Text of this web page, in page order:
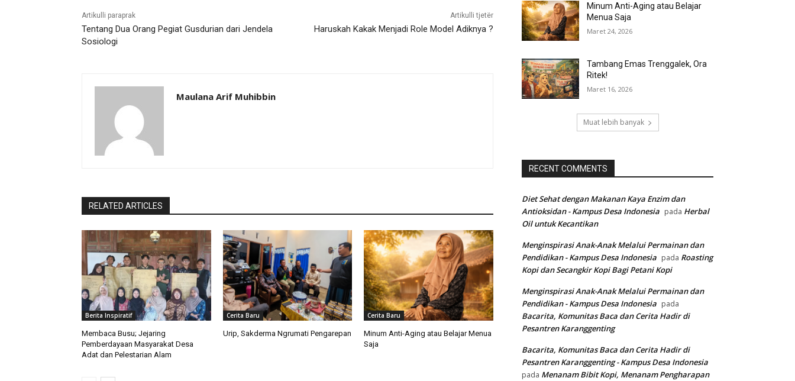
Artikulli paraprak
Tentang Dua Orang Pegiat Gusdurian dari Jendela
Sosiologi
Artikulli tjetër
Haruskah Kakak Menjadi Role Model Adiknya ?
Maulana Arif Muhibbin
RELATED ARTICLES
Berita Inspiratif
Membaca Busu; Jejaring
Pemberdayaan Masyarakat Desa
Adat dan Pelestarian Alam
Cerita Baru
Urip, Sakderma Ngrumati Pengarepan
Cerita Baru
Minum Anti-Aging atau Belajar Menua
Saja
Minum Anti-Aging atau Belajar
Menua Saja
Maret 24, 2026
Tambang Emas Trenggalek, Ora
Ritek!
Maret 16, 2026
Muat lebih banyak
RECENT COMMENTS
Diet Sehat dengan Makanan Kaya Enzim dan
Antioksidan - Kampus Desa Indonesia pada Herbal
Oil untuk Kecantikan
Menginspirasi Anak-Anak Melalui Permainan dan
Pendidikan - Kampus Desa Indonesia pada Roasting
Kopi dan Secangkir Kopi Bagi Petani Kopi
Menginspirasi Anak-Anak Melalui Permainan dan
Pendidikan - Kampus Desa Indonesia pada
Bacarita, Komunitas Baca dan Cerita Hadir di
Pesantren Karanggenting
Bacarita, Komunitas Baca dan Cerita Hadir di
Pesantren Karanggenting - Kampus Desa Indonesia
pada Menanam Bibit Kopi, Menanam Pengharapan